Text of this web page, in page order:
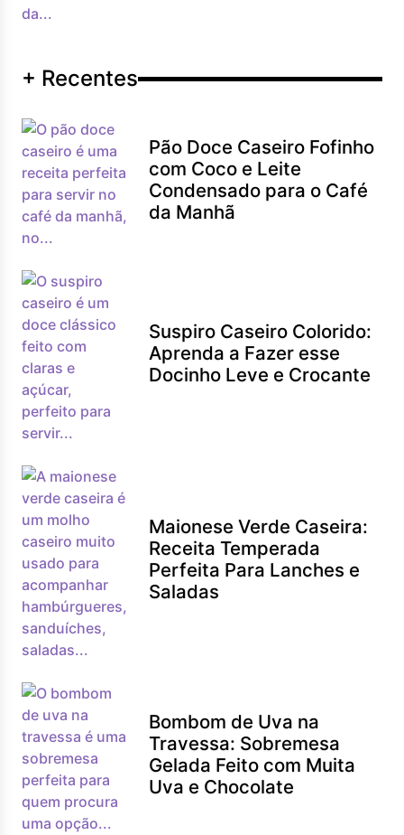
+ Recentes
Pão Doce Caseiro Fofinho
com Coco e Leite
Condensado para o Café
da Manhã
Suspiro Caseiro Colorido:
Aprenda a Fazer esse
Docinho Leve e Crocante
Maionese Verde Caseira:
Receita Temperada
Perfeita Para Lanches e
Saladas
Bombom de Uva na
Travessa: Sobremesa
Gelada Feito com Muita
Uva e Chocolate